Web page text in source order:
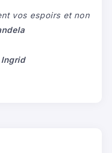
vos espoirs et non